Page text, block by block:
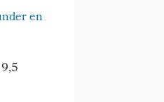
en